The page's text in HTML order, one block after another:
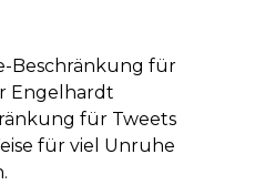
Beschränkung für
Engelhardt
für Tweets
für viel Unruhe